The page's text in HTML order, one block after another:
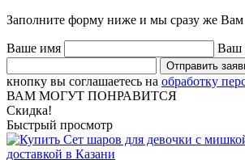
Заполните форму ниже и мы сразу же Вам
Ваше имя Ваш
Отправить
кнопку вы соглашаетесь на обработку
ВАМ МОГУТ ПОНРАВИТСЯ
Скидка!
Быстрый просмотр